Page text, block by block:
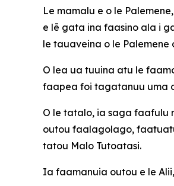
Le mamalu e o le
e lē gata ina faasino ala i
le tauaveina o le Palemene
O lea ua tuuina atu le
faapea foi tagatanuu uma
O le tatalo, ia saga faafulu
outou faalagolago,
tatou Malo Tutoatasi.
Ia faamanuia outou e le